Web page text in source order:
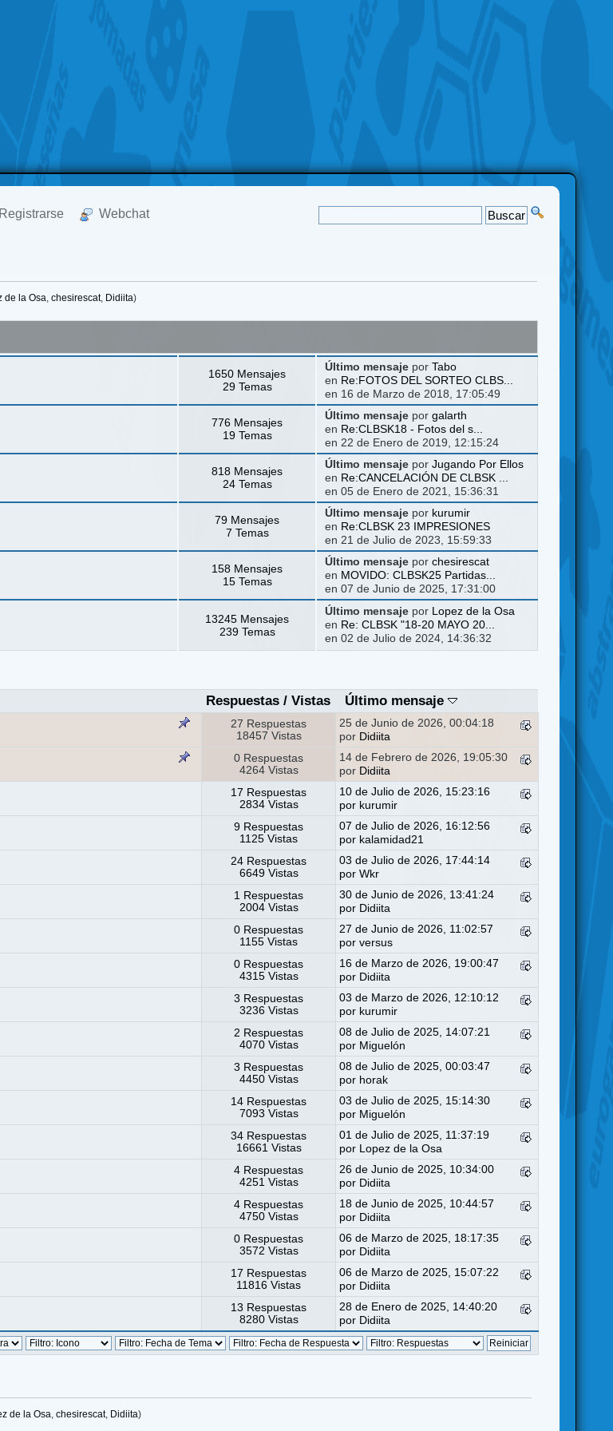
Webchat
de la Osa ,chesirescat, Didiita)
1650 Mensajes
29 Temas
Último mensajepor Tabo
en Re:FOTOS DEL SORTEO CLBS...
en 16 de Marzo de 2018, 17:05:49
776 Mensajes
19 Temas
Último mensajepor galarth
en Re:CLBSK18 - Fotos del s...
en 22 de Enero de 2019, 12:15:24
818 Mensajes
24 Temas
Último mensajepor Jugando Por Ellos
en Re:CANCELACIÓN DE CLBSK ...
en 05 de Enero de 2021, 15:36:31
79 Mensajes
7 Temas
Último mensajepor kurumir
en Re:CLBSK 23 IMPRESIONES
en 21 de Julio de 2023, 15:59:33
158 Mensajes
15 Temas
Último mensajepor chesirescat
en MOVIDO: CLBSK25 Partidas...
en 07 de Junio de 2025, 17:31:00
13245 Mensajes
239 Temas
Último mensajepor Lopez de la Osa
en Re: CLBSK "18-20 MAYO 20...
en 02 de Julio de 2024, 14:36:32
Respuestas /Vistas Último mensaje
27 Respuestas
18457 Vistas
25 de Junio de 2026, 00:04:18
por Didiita
0 Respuestas
4264 Vistas
14 de Febrero de 2026, 19:05:30
por Didiita
17 Respuestas
2834 Vistas
10 de Julio de 2026, 15:23:16
por kurumir
9 Respuestas
1125 Vistas
07 de Julio de 2026, 16:12:56
por kalamidad21
24 Respuestas
6649 Vistas
03 de Julio de 2026, 17:44:14
porWkr
1 Respuestas
2004 Vistas
30 de Junio de 2026, 13:41:24
por Didiita
0 Respuestas
1155 Vistas
27 de Junio de 2026, 11:02:57
porversus
0 Respuestas
4315 Vistas
16 de Marzo de 2026, 19:00:47
por Didiita
3 Respuestas
3236 Vistas
03 de Marzo de 2026, 12:10:12
por kurumir
2 Respuestas
4070 Vistas
08 de Julio de 2025, 14:07:21
por Miguelón
3 Respuestas
4450 Vistas
08 de Julio de 2025, 00:03:47
por horak
14 Respuestas
7093 Vistas
03 de Julio de 2025, 15:14:30
por Miguelón
34 Respuestas
16661 Vistas
01 de Julio de 2025, 11:37:19
por Lopez de la Osa
4 Respuestas
4251 Vistas
26 de Junio de 2025, 10:34:00
por Didiita
4 Respuestas
4750 Vistas
18 de Junio de 2025, 10:44:57
por Didiita
0 Respuestas
3572 Vistas
06 de Marzo de 2025, 18:17:35
por Didiita
17 Respuestas
11816 Vistas
06 de Marzo de 2025, 15:07:22
por Didiita
13 Respuestas
8280 Vistas
28 de Enero de 2025, 14:40:20
por Didiita
de la Osa ,chesirescat, Didiita)